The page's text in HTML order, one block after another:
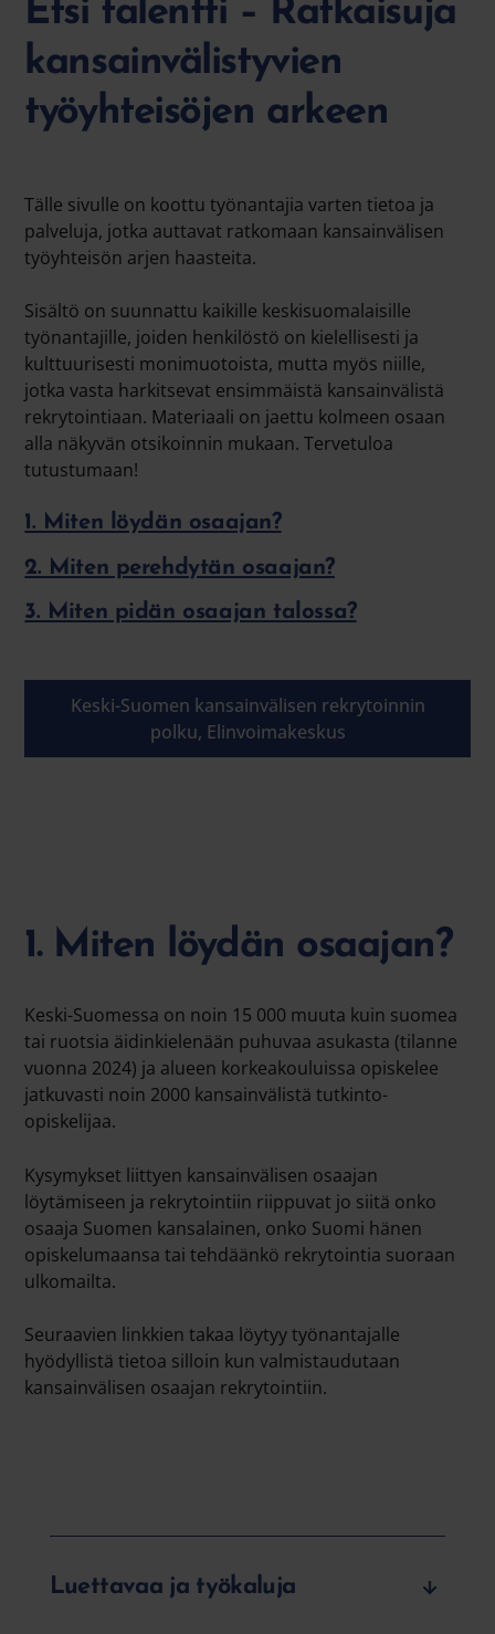
Etsi talentti – Ratkaisuja
kansainvälistyvien
työyhteisöjen arkeen
Tälle sivulle on koottu työnantajia varten tietoa ja
palveluja, jotka auttavat ratkomaan kansainvälisen
työyhteisön arjen haasteita.
Sisältö on suunnattu kaikille keskisuomalaisille
työnantajille, joiden henkilöstö on kielellisesti ja
kulttuurisesti monimuotoista, mutta myös niille,
jotka vasta harkitsevat ensimmäistä kansainvälistä
rekrytointiaan. Materiaali on jaettu kolmeen osaan
alla näkyvän otsikoinnin mukaan. Tervetuloa
tutustumaan!
1. Miten löydän osaajan?
2. Miten perehdytän osaajan?
3. Miten pidän osaajan talossa?
Keski-Suomen kansainvälisen rekrytoinnin
polku, Elinvoimakeskus
1. Miten löydän osaajan?
Keski-Suomessa on noin 15 000 muuta kuin suomea
tai ruotsia äidinkielenään puhuvaa asukasta (tilanne
vuonna 2024) ja alueen korkeakouluissa opiskelee
jatkuvasti noin 2000 kansainvälistä tutkinto-
opiskelijaa.
Kysymykset liittyen kansainvälisen osaajan
löytämiseen ja rekrytointiin riippuvat jo siitä onko
osaaja Suomen kansalainen, onko Suomi hänen
opiskelumaansa tai tehdäänkö rekrytointia suoraan
ulkomailta.
Seuraavien linkkien takaa löytyy työnantajalle
hyödyllistä tietoa silloin kun valmistaudutaan
kansainvälisen osaajan rekrytointiin.
Luettavaa ja työkaluja